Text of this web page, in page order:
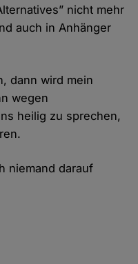
nicht mehr
auch in Anhänger
dann wird mein
wegen
heilig zu sprechen,
niemand darauf